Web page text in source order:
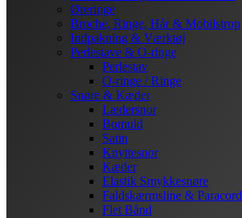
Øreringe
Broche, Ringe, Hår & Mobilstrop
Indpakning & Værktøj
Perlestave & O-ringe
Perlestav
O-ringe / Ringe
Snøre & Kæder
Lædersnor
Bomuld
Satin
Knyttesnor
Kæder
Elastik Smykkesnøre
Faldskærmsline & Paracord
Flet Bånd